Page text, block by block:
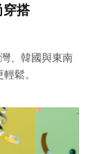
穿搭
、韓國與東南
鬆。